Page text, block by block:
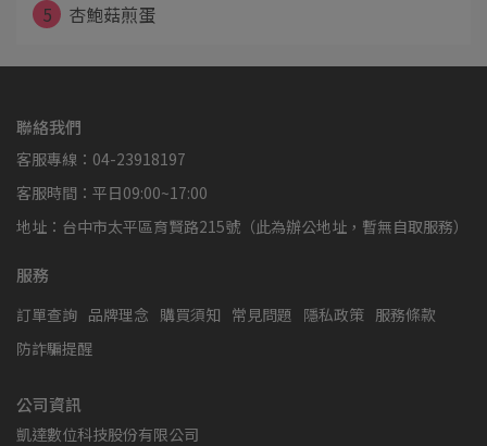
5
杏鮑菇煎蛋
聯絡我們
客服專線：04-23918197
客服時間：平日09:00~17:00
地址：台中市太平區育賢路215號（此為辦公地址，暫無自取服務）
服務
訂單查詢 品牌理念 購買須知 常見問題 隱私政策 服務條款
防詐騙提醒
公司資訊
凱達數位科技股份有限公司